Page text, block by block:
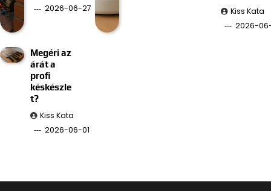
2026-06-27
Kiss Kata
2026-
Megéri az
árát a
profi
késkészle
t?
Kiss Kata
2026-06-01